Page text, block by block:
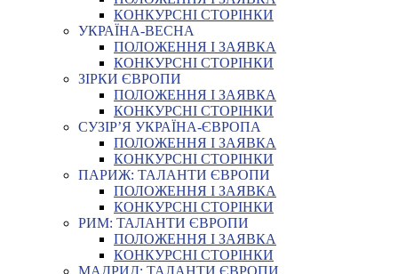
КОНКУРСНІ СТОРІНКИ
УКРАЇНА-ВЕСНА
ПОЛОЖЕННЯ І ЗАЯВКА
КОНКУРСНІ СТОРІНКИ
ЗІРКИ ЄВРОПИ
ПОЛОЖЕННЯ І ЗАЯВКА
КОНКУРСНІ СТОРІНКИ
СУЗІР’Я УКРАЇНА-ЄВРОПА
ПОЛОЖЕННЯ І ЗАЯВКА
КОНКУРСНІ СТОРІНКИ
ПАРИЖ: ТАЛАНТИ ЄВРОПИ
ПОЛОЖЕННЯ І ЗАЯВКА
КОНКУРСНІ СТОРІНКИ
РИМ: ТАЛАНТИ ЄВРОПИ
ПОЛОЖЕННЯ І ЗАЯВКА
КОНКУРСНІ СТОРІНКИ
МАДРИД: ТАЛАНТИ ЄВРОПИ